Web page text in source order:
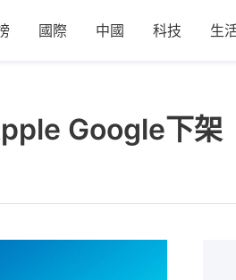
國際 中國 科技 生
Google下